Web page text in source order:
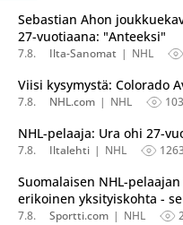
Sebastian Ahon
27-vuotiaana: "Anteeksi"
7.8. Ilta-Sanomat NHL
Viisi kysymystä: Colorado
7.8. NHL.com NHL 103
NHL-pelaaja: Ura ohi 27-
7.8. Iltalehti NHL
Suomalaisen NHL-
erikoinen yksityiskohta -
7.8. Sportti.com NHL